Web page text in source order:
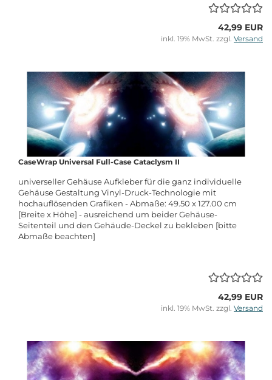
42,99 EUR
inkl. 19% MwSt. zzgl. Versand
CaseWrap Universal Full-Case Cataclysm II
universeller Gehäuse Aufkleber für die ganz individuelle
Gehäuse Gestaltung Vinyl-Druck-Technologie mit
hochauflösenden Grafiken - Abmaße: 49.50 x 127.00 cm
[Breite x Höhe] - ausreichend um beider Gehäuse-
Seitenteil und den Gehäude-Deckel zu bekleben [bitte
Abmaße beachten]
42,99 EUR
inkl. 19% MwSt. zzgl. Versand